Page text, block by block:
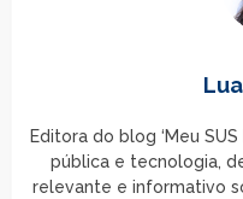
Editora do blog ‘Meu
pública e tecnologia,
relevante e informativo